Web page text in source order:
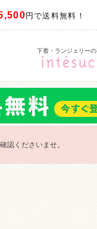
円で送料無料！
下着・ランジェリー
認くださいませ。